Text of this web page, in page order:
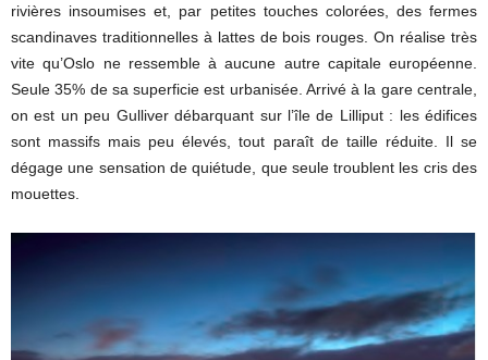
rivières insoumises et, par petites touches colorées, des fermes
scandinaves traditionnelles à lattes de bois rouges. On réalise très
vite qu’Oslo ne ressemble à aucune autre capitale européenne.
Seule 35% de sa superficie est urbanisée. Arrivé à la gare centrale,
on est un peu Gulliver débarquant sur l’île de Lilliput : les édifices
sont massifs mais peu élevés, tout paraît de taille réduite. Il se
dégage une sensation de quiétude, que seule troublent les cris des
mouettes.